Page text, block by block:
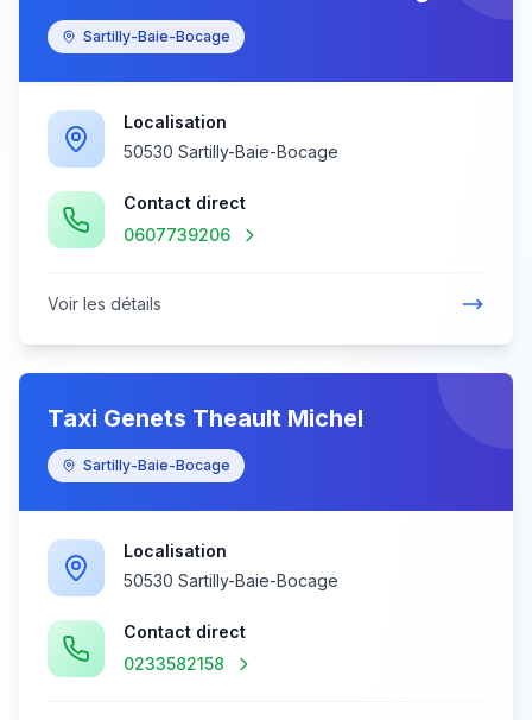
Sartilly-Baie-Bocage
Localisation
50530 Sartilly-Baie-Bocage
Contact direct
0607739206
Voir les détails
Taxi Genets Theault Michel
Sartilly-Baie-Bocage
Localisation
50530 Sartilly-Baie-Bocage
Contact direct
0233582158